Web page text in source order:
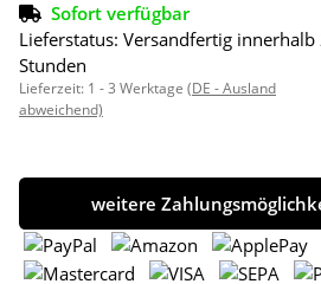
Sofort verfügbar
Lieferstatus: Versandfertig innerhalb
Stunden
Lieferzeit: 1 - 3 Werktage (DE - Ausland
abweichend)
weitere